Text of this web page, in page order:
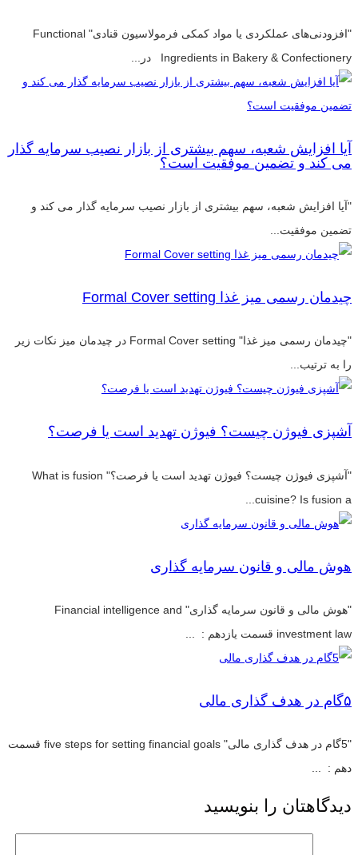
"افزودنی‌های عملکردی یا مواد کمکی فرمولاسیون قنادی" Functional
Ingredients in Bakery & Confectionery در...
آیا افزایش شعبه، سهم بیشتری از بازار نصیب سرمایه گذار
می کند و تضمین موفقیت است؟
"آیا افزایش شعبه، سهم بیشتری از بازار نصیب سرمایه گذار می کند و
تضمین موفقیت...
چیدمان رسمی میز غذا Formal Cover setting
"چیدمان رسمی میز غذا" Formal Cover setting در چیدمان میز نکات زیر
را به ترتیب...
آشپزی فیوژن چیست؟ فیوژن تهدید است یا فرصت؟
"آشپزی فیوژن چیست؟ فیوژن تهدید است یا فرصت؟" What is fusion
cuisine? Is fusion a...
هوش مالی و قانون سرمایه گذاری
"هوش مالی و قانون سرمایه گذاری" Financial intelligence and
investment law قسمت یازدهم : ...
۵گام در هدف گذاری مالی
"5گام در هدف گذاری مالی" five steps for setting financial goals قسمت
دهم : ...
دیدگاهتان را بنویسید